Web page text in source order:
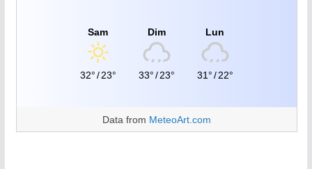
Sam
32°/23°
Dim
33°/23°
Lun
31°/22°
Data from MeteoArt.com